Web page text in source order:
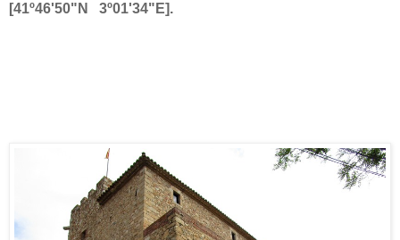
[41º46'50"N 3º01'34"E].